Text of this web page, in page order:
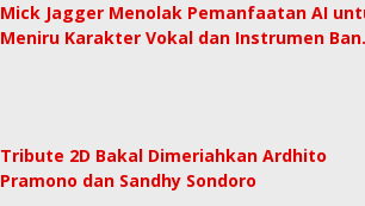
Mick Jagger Menolak Pemanfaatan AI
Meniru Karakter Vokal dan Instrumen
Tribute 2D Bakal Dimeriahkan Ardhito
Pramono dan Sandhy Sondoro